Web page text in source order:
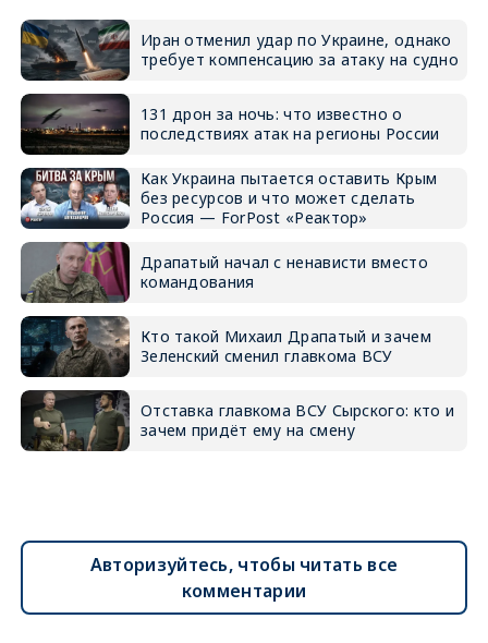
Иран отменил удар по Украине, однако
требует компенсацию за атаку на судно
131 дрон за ночь: что известно о
последствиях атак на регионы России
Как Украина пытается оставить Крым
без ресурсов и что может сделать
Россия — ForPost «Реактор»
Драпатый начал с ненависти вместо
командования
Кто такой Михаил Драпатый и зачем
Зеленский сменил главкома ВСУ
Отставка главкома ВСУ Сырского: кто и
зачем придёт ему на смену
Авторизуйтесь, чтобы читать все
комментарии